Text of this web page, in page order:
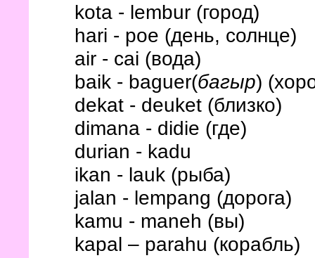
kota - lembur (город)
hari - poe (день, солнце)
air - cai (вода)
baik - baguer(багыр)
dekat - deuket (близко)
dimana - didie (где)
durian - kadu
ikan - lauk (рыба)
jalan - lempang (дорога)
kamu - maneh (вы)
kapal – parahu (корабль)